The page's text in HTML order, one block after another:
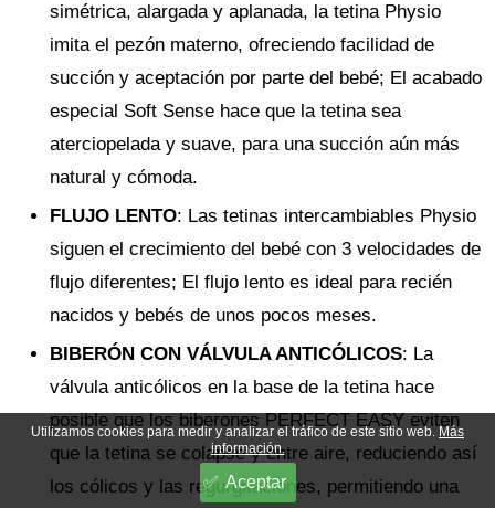
simétrica, alargada y aplanada, la tetina Physio
imita el pezón materno, ofreciendo facilidad de
succión y aceptación por parte del bebé; El acabado
especial Soft Sense hace que la tetina sea
aterciopelada y suave, para una succión aún más
natural y cómoda.
FLUJO LENTO: Las tetinas intercambiables Physio
siguen el crecimiento del bebé con 3 velocidades de
flujo diferentes; El flujo lento es ideal para recién
nacidos y bebés de unos pocos meses.
BIBERÓN CON VÁLVULA ANTICÓLICOS: La
válvula anticólicos en la base de la tetina hace
posible que los biberones PERFECT EASY eviten
que la tetina se colapse y entre aire, reduciendo así
los cólicos y las regurgitaciones, permitiendo una
Utilizamos cookies para medir y analizar el tráfico de este sitio web. Más
información.
Aceptar